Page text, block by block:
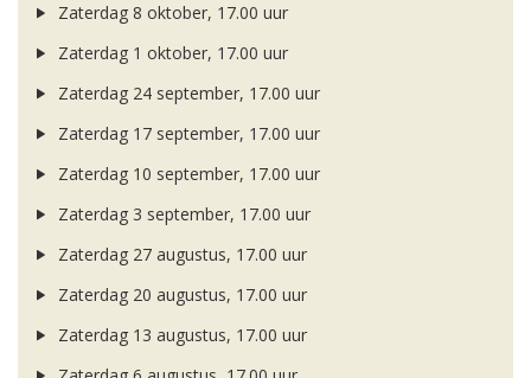
Zaterdag 8 oktober, 17.00 uur
Zaterdag 1 oktober, 17.00 uur
Zaterdag 24 september, 17.00 uur
Zaterdag 17 september, 17.00 uur
Zaterdag 10 september, 17.00 uur
Zaterdag 3 september, 17.00 uur
Zaterdag 27 augustus, 17.00 uur
Zaterdag 20 augustus, 17.00 uur
Zaterdag 13 augustus, 17.00 uur